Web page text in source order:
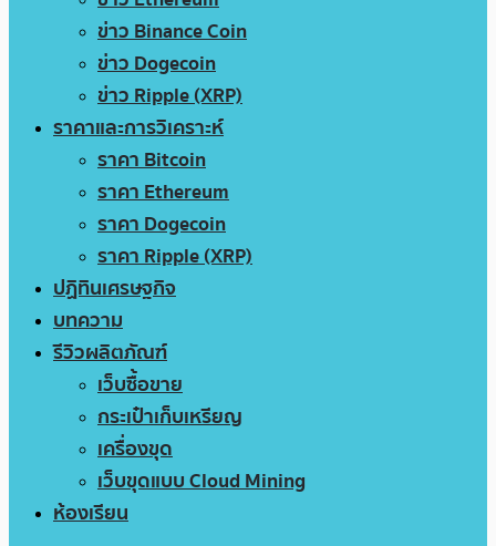
ข่าว Binance Coin
ข่าว Dogecoin
ข่าว Ripple (XRP)
ราคาและการวิเคราะห์
ราคา Bitcoin
ราคา Ethereum
ราคา Dogecoin
ราคา Ripple (XRP)
ปฏิทินเศรษฐกิจ
บทความ
รีวิวผลิตภัณฑ์
เว็บซื้อขาย
กระเป๋าเก็บเหรียญ
เครื่องขุด
เว็บขุดแบบ Cloud Mining
ห้องเรียน